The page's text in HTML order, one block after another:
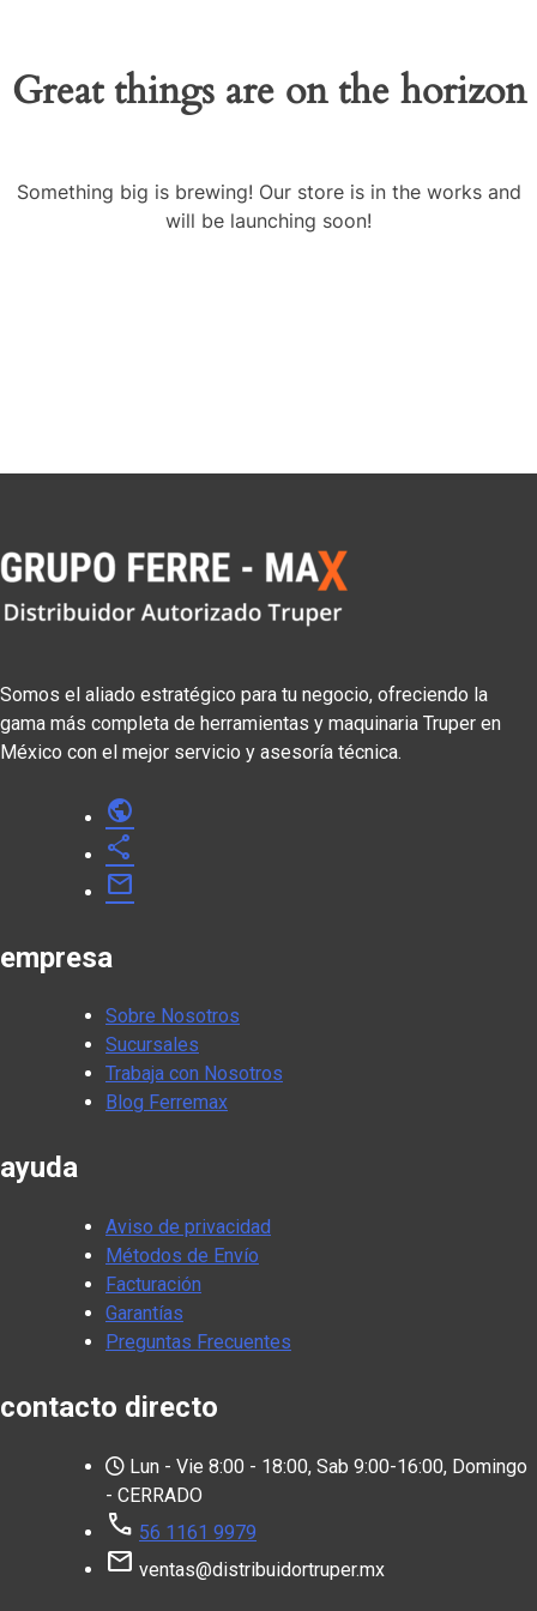
Great things are on the horizon
Something big is brewing! Our store is in the works and
will be launching soon!
Somos el aliado estratégico para tu negocio, ofreciendo la
gama más completa de herramientas y maquinaria Truper en
México con el mejor servicio y asesoría técnica.
public
share
mail
empresa
Sobre Nosotros
Sucursales
Trabaja con Nosotros
Blog Ferremax
ayuda
Aviso de privacidad
Métodos de Envío
Facturación
Garantías
Preguntas Frecuentes
contacto directo
Lun - Vie 8:00 - 18:00, Sab 9:00-16:00, Domingo
- CERRADO
call 56 1161 9979
mail ventas@distribuidortruper.mx